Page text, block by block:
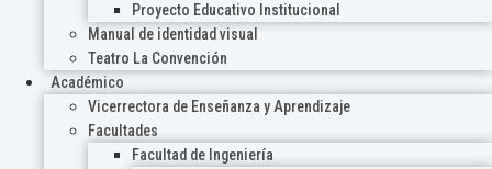
Proyecto Educativo Institucional
Manual de identidad visual
Teatro La Convención
Académico
Vicerrectora de Enseñanza y Aprendizaje
Facultades
Facultad de Ingeniería